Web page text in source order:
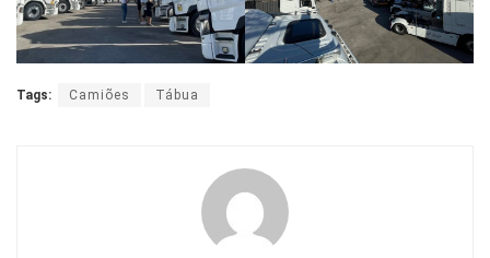
Tags: Camiões Tábua